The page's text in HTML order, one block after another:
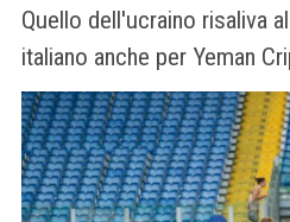
Quello dell'ucraino risaliva
italiano anche per Yeman